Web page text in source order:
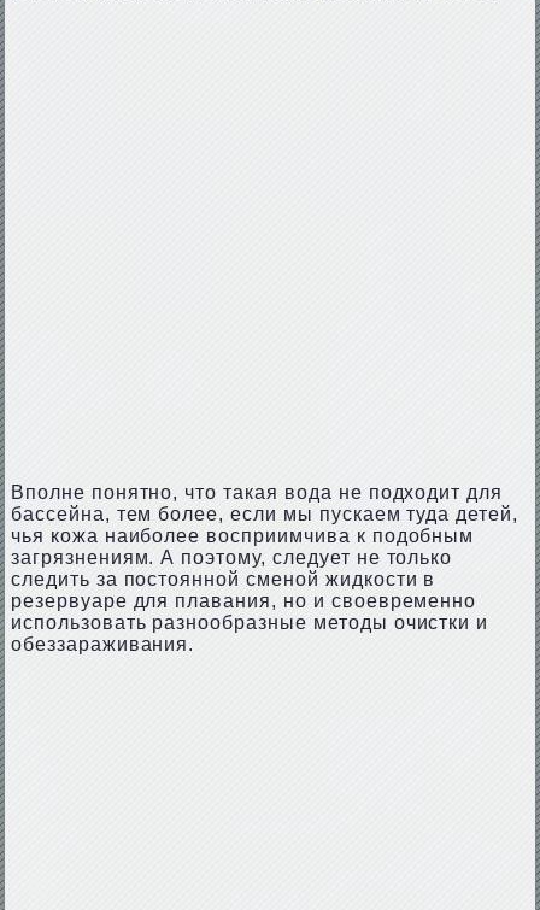
Вполне понятно, что такая вода не подходит для
бассейна, тем более, если мы пускаем туда детей,
чья кожа наиболее восприимчива к подобным
загрязнениям. А поэтому, следует не только
следить за постоянной сменой жидкости в
резервуаре для плавания, но и своевременно
использовать разнообразные методы очистки и
обеззараживания.